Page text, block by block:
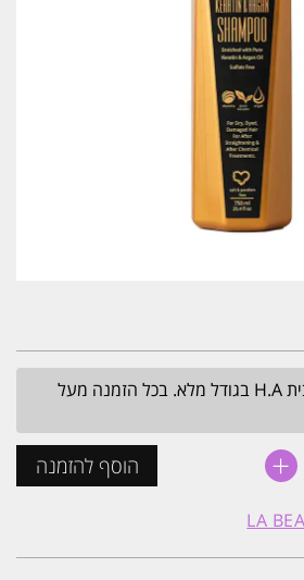
מתנה! סרום לשיער מבית H.A בגודל מלא. בכל הזמנה מעל
+ הוסף להזמנה